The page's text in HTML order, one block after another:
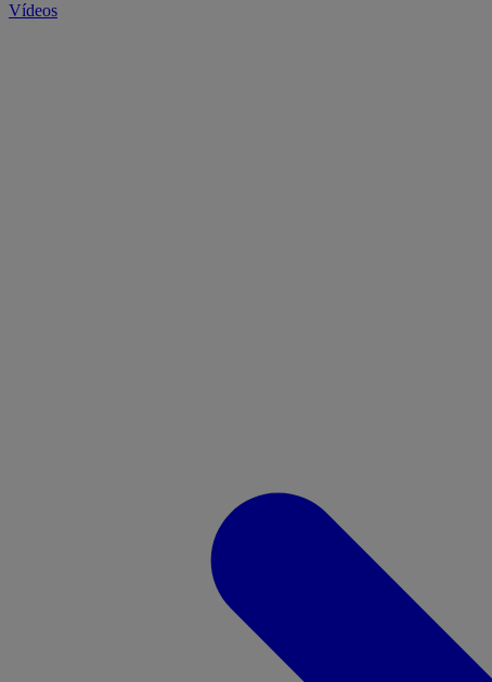
Vídeos